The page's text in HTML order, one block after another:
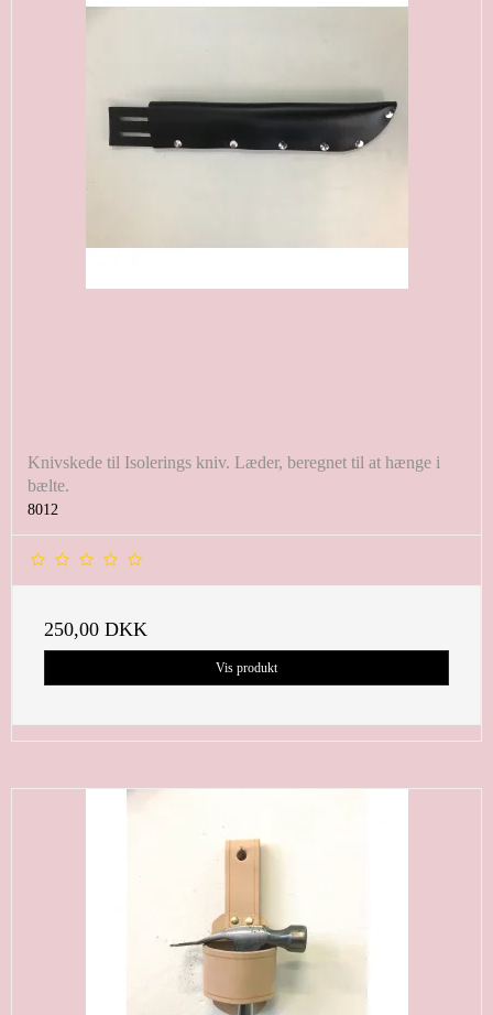
Knivskede til Isolerings kniv. Læder, beregnet til at hænge i
bælte.
8012
250,00 DKK
Vis produkt